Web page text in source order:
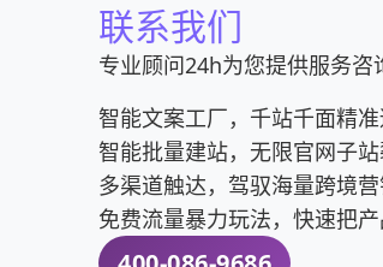
联系我们
专业顾问24h为您提供服务咨
智能文案工厂，千站千面精
智能批量建站，无限官网子
多渠道触达，驾驭海量跨境
免费流量暴力玩法，快速把